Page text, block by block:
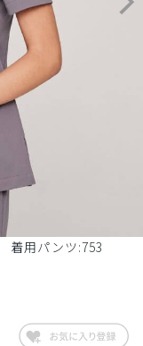
用パンツ:753